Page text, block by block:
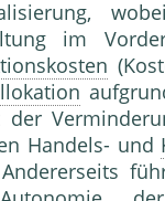
im
der
Handels- und